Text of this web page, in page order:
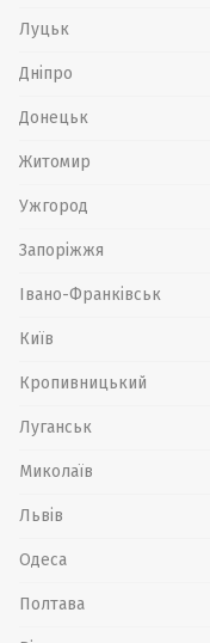
Луцьк
Дніпро
Донецьк
Житомир
Ужгород
Запоріжжя
Івано-Франківськ
Київ
Кропивницький
Луганськ
Миколаїв
Львів
Одеса
Полтава